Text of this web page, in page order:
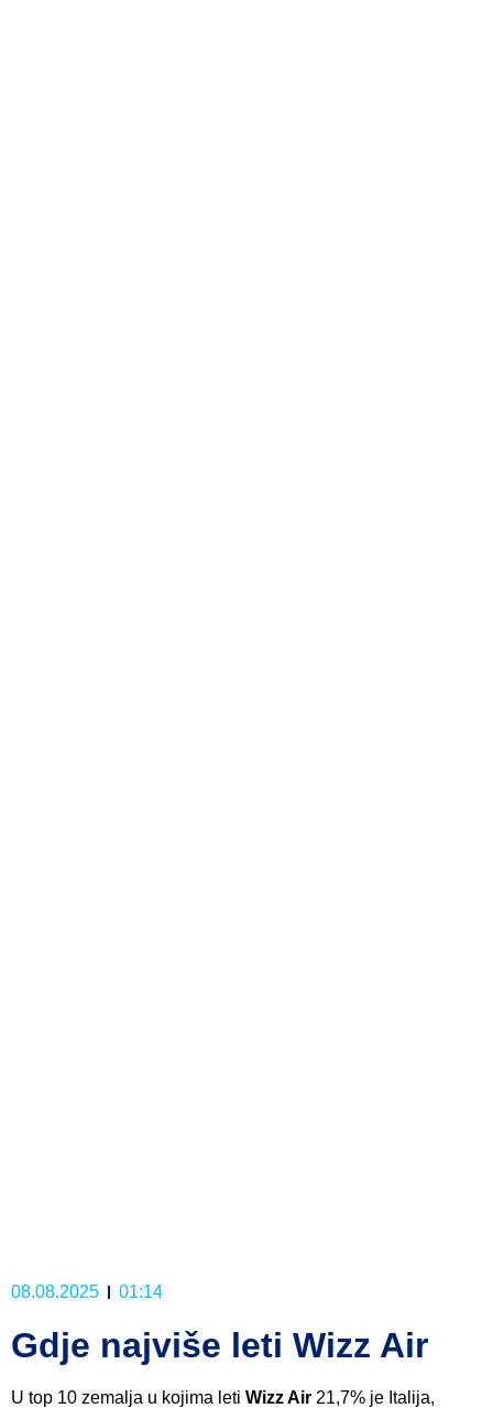
08.08.2025 01:14
Gdje najviše leti Wizz Air
U top 10 zemalja u kojima leti Wizz Air 21,7% je Italija,